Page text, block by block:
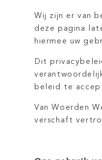
Wij zijn er van
deze pagina
hiermee uw
Dit
beleid te
Van Woerden
verschaft